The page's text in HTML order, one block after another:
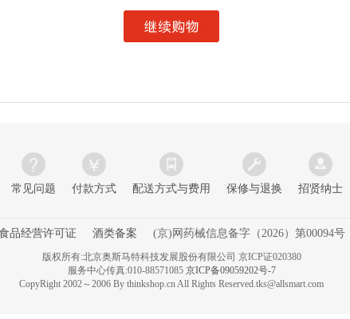
常见问题 付款方式 配送方式与费用 保修与退换 招贤纳士
品经营许可证 酒类备案 (京)网药械信息备字（2026）第00094号
版权所有:北京奥斯马特科技发展股份有限公司 京ICP证020380
服务中心传真:010-88571085 京ICP备09059202号-7
CopyRight 2002～2006 By thinkshop.cn All Rights Reserved.tks@allsmart.com